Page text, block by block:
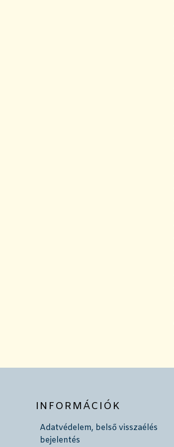
INFORMÁCIÓK
Adatvédelem, belső visszaélés
bejelentés